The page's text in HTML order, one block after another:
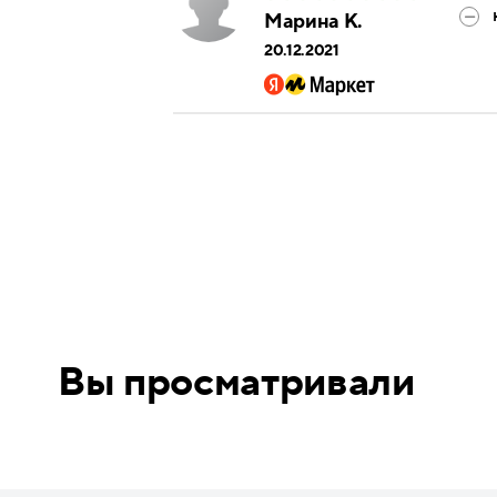
Марина К.
20.12.2021
Вы просматривали